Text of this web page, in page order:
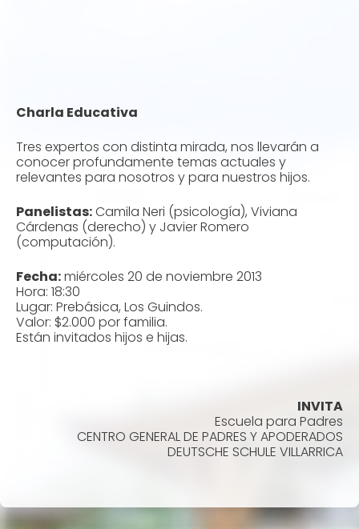
Charla Educativa
Tres expertos con distinta mirada, nos llevarán a
conocer profundamente temas actuales y
relevantes para nosotros y para nuestros hijos.
Panelistas:Camila Neri (psicología), Viviana
Cárdenas (derecho) y Javier Romero
(computación).
Fecha:miércoles 20 de noviembre 2013
Hora: 18:30
Lugar: Prebásica, Los Guindos.
Valor: $2.000 por familia.
Están invitados hijos e hijas.
INVITA
Escuela para Padres
CENTRO GENERAL DE PADRES Y APODERADOS
DEUTSCHE SCHULE VILLARRICA